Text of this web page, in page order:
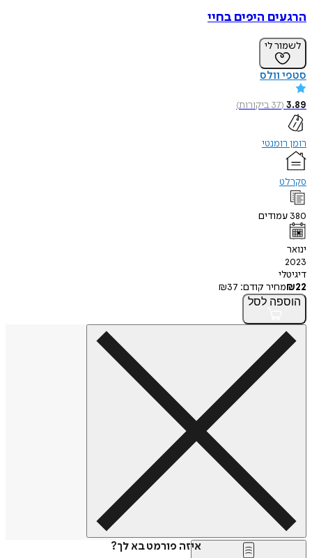
הרגעים היפים בחיי
לשמור לי
סטפי וולס
3.89
(
37ביקורות)
רומן רומנטי
סקרלט
380 עמודים
ינואר
2023
דיגיטלי
₪22 מחיר קודם: ₪37
הוספה לסל
איזה פורמט בא לך?